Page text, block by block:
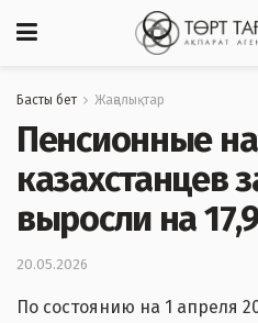
Басты бет Жаңалықтар
Пенсионные
казахстанцев
выросли на
20.05.2026
По состоянию на 1 апреля